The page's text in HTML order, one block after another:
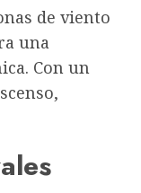
de viento
una
Con un